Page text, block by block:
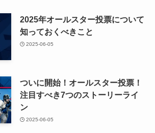
2025年オールスター投票について
知っておくべきこと
2025-06-05
ついに開始！オールスター投票！
注目すべき7つのストーリーライ
ン
2025-06-05